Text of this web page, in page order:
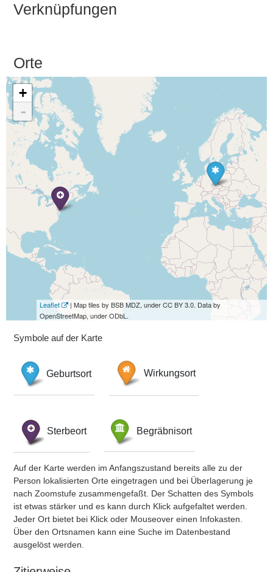
Verknüpfungen
Orte
+
-
Leaflet
| Map tiles by BSB MDZ, under CC BY 3.0. Data by
OpenStreetMap, under ODbL.
Symbole auf der Karte
Geburtsort Wirkungsort
Sterbeort Begräbnisort
Auf der Karte werden im Anfangszustand bereits alle zu der
Person lokalisierten Orte eingetragen und bei Überlagerung je
nach Zoomstufe zusammengefaßt. Der Schatten des Symbols
ist etwas stärker und es kann durch Klick aufgefaltet werden.
Jeder Ort bietet bei Klick oder Mouseover einen Infokasten.
Über den Ortsnamen kann eine Suche im Datenbestand
ausgelöst werden.